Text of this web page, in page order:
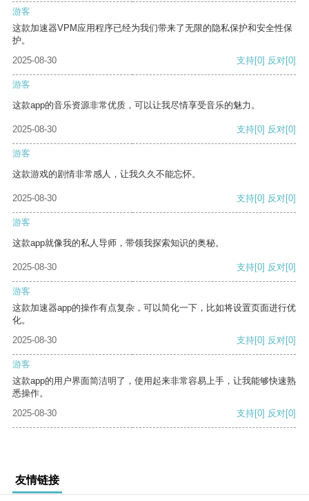
游客
这款加速器VPM应用程序已经为我们带来了无限的隐私保护和安全性保
护。
2025-08-30
支持[0] 反对[0]
游客
这款app的音乐资源非常优质，可以让我尽情享受音乐的魅力。
2025-08-30 支持[0] 反对[0]
游客
这款游戏的剧情非常感人，让我久久不能忘怀。
2025-08-30 支持[0] 反对[0]
游客
这款app就像我的私人导师，带领我探索知识的奥秘。
2025-08-30 支持[0] 反对[0]
游客
这款加速器app的操作有点复杂，可以简化一下，比如将设置页面进行优
化。
2025-08-30
支持[0] 反对[0]
游客
这款app的用户界面简洁明了，使用起来非常容易上手，让我能够快速熟
悉操作。
2025-08-30
支持[0] 反对[0]
友情链接